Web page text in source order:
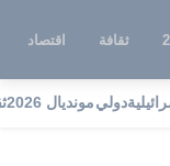
ثقافة اقتصاد
دوليمونديال 2026